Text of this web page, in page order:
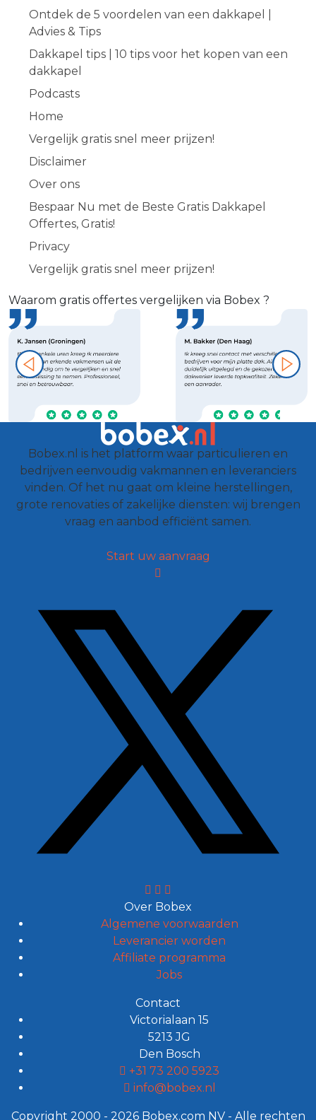
Ontdek de 5 voordelen van een dakkapel |
Advies & Tips
Dakkapel tips | 10 tips voor het kopen van een
dakkapel
Podcasts
Home
Vergelijk gratis snel meer prijzen!
Disclaimer
Over ons
Bespaar Nu met de Beste Gratis Dakkapel
Offertes, Gratis!
Privacy
Vergelijk gratis snel meer prijzen!
Waarom gratis offertes vergelijken via Bobex ?
Bobex.nl is het platform waar particulieren en
bedrijven eenvoudig vakmannen en leveranciers
vinden. Of het nu gaat om kleine herstellingen,
grote renovaties of zakelijke diensten: wij brengen
vraag en aanbod efficiënt samen.
Start uw aanvraag
Over Bobex
Algemene voorwaarden
Leverancier worden
Affiliate programma
Jobs
Contact
Victorialaan 15
5213 JG
Den Bosch
+31 73 200 5923
info@bobex.nl
Copyright 2000 - 2026 Bobex.com NV - Alle rechten